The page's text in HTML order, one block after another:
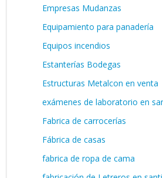
Empresas Mudanzas
Equipamiento para panadería
Equipos incendios
Estanterías Bodegas
Estructuras Metalcon en venta
exámenes de laboratorio en
Fabrica de carrocerías
Fábrica de casas
fabrica de ropa de cama